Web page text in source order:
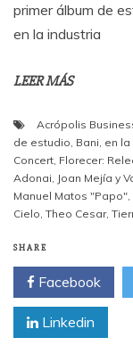
primer álbum de
en la industria
LEER MÁS
Acrópolis
de estudio, Bani, en la
Concert, Florecer:
Adonai, Joan Mejía y
Manuel Matos "Papo",
Cielo, Theo Cesar,
SHARE
Facebook
Linkedin